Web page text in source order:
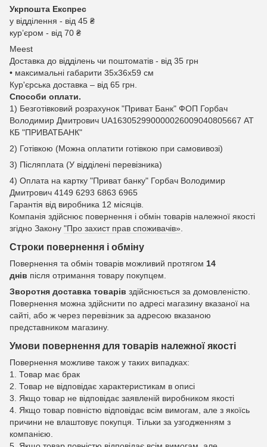
Укрпошта Експрес
у відділення - від 45 ₴
курʼєром - від 70 ₴
Meest
Доставка до відділень чи поштоматів - від 35 грн
• максимальні габарити 35x36x59 см
Кур'єрська доставка – від 65 грн.
Способи оплати.
1) Безготівковий розрахунок "Приват Банк" ФОП Горбач
Володимир Дмитрович UA163052990000026009040805667 АТ
КБ "ПРИВАТБАНК"
2) Готівкою (Можна оплатити готівкою при самовивозі)
3) Післяплата (У відділені перевізника)
4) Оплата на картку "Приват банку" Горбач Володимир
Дмитрович 4149 6293 6863 6965
Гарантія від виробника 12 місяців.
Компанія здійснює повернення і обмін товарів належної якості
згідно Закону "Про захист прав споживачів».
Строки повернення і обміну
Повернення та обмін товарів можливий протягом 14
днів після отримання товару покупцем.
Зворотня доставка товарів здійснюється за домовленістю.
Повернення можна здійснити по адресі магазину вказаної на
сайті, або ж через перевізник за адресою вказаною
представником магазину.
Умови повернення для товарів належної якості
Повернення можливе також у таких випадках:
1. Товар має брак
2. Товар не відповідає характеристикам в описі
3. Якщо товар не відповідає заявленій виробником якості
4. Якщо товар повністю відповідає всім вимогам, але з якоїсь
причини не влаштовує покупця. Тільки за узгодженням з
компанією.